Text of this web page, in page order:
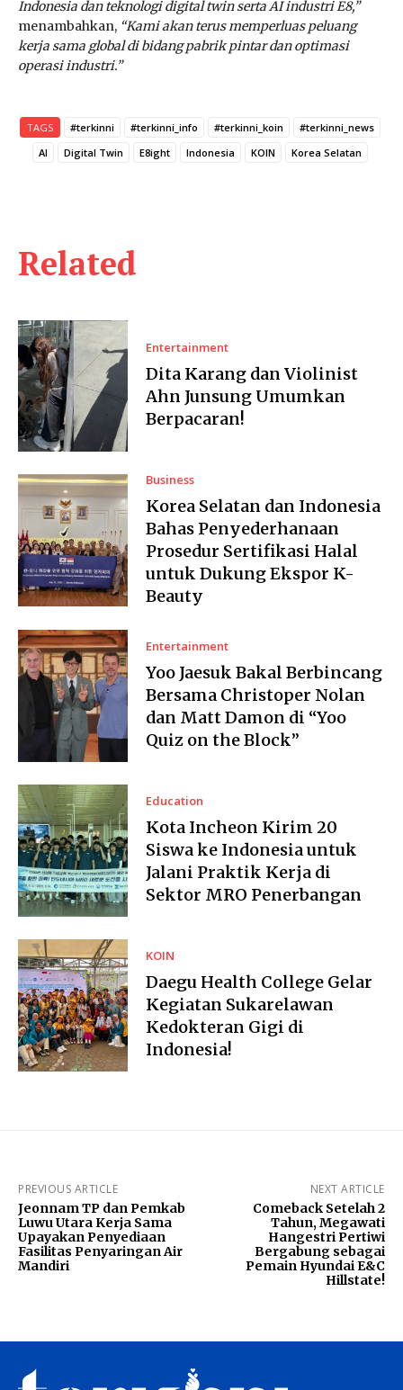
Indonesia dan teknologi digital twin serta AI industri E8,”
menambahkan, “Kami akan terus memperluas peluang
kerja sama global di bidang pabrik pintar dan optimasi
operasi industri.”
TAGS #terkinni #terkinni_info #terkinni_koin
#terkinni_news
AI
Digital Twin E8ight Indonesia KOIN Korea Selatan
Related
Entertainment
Dita Karang dan Violinist
Ahn Junsung Umumkan
Berpacaran!
Business
Korea Selatan dan Indonesia
Bahas Penyederhanaan
Prosedur Sertifikasi Halal
untuk Dukung Ekspor K-
Beauty
Entertainment
Yoo Jaesuk Bakal Berbincang
Bersama Christoper Nolan
dan Matt Damon di “Yoo
Quiz on the Block”
Education
Kota Incheon Kirim 20
Siswa ke Indonesia untuk
Jalani Praktik Kerja di
Sektor MRO Penerbangan
KOIN
Daegu Health College Gelar
Kegiatan Sukarelawan
Kedokteran Gigi di
Indonesia!
PREVIOUS ARTICLE
Jeonnam TP dan Pemkab
Luwu Utara Kerja Sama
Upayakan Penyediaan
Fasilitas Penyaringan Air
Mandiri
NEXT ARTICLE
Comeback Setelah 2
Tahun, Megawati
Hangestri Pertiwi
Bergabung sebagai
Pemain Hyundai E&C
Hillstate!